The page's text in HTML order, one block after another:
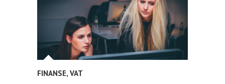
FINANSE, VAT